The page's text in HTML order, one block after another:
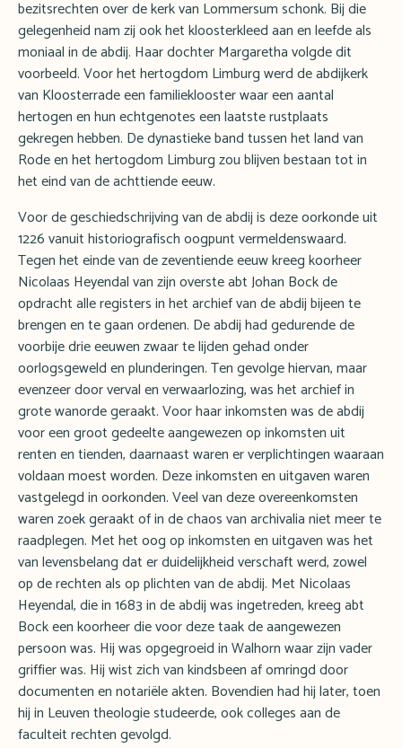
bezitsrechten over de kerk van Lommersum schonk. Bij die
gelegenheid nam zij ook het kloosterkleed aan en leefde als
moniaal in de abdij. Haar dochter Margaretha volgde dit
voorbeeld. Voor het hertogdom Limburg werd de abdijkerk
van Kloosterrade een familieklooster waar een aantal
hertogen en hun echtgenotes een laatste rustplaats
gekregen hebben. De dynastieke band tussen het land van
Rode en het hertogdom Limburg zou blijven bestaan tot in
het eind van de achttiende eeuw.
Voor de geschiedschrijving van de abdij is deze oorkonde uit
1226 vanuit historiografisch oogpunt vermeldenswaard.
Tegen het einde van de zeventiende eeuw kreeg koorheer
Nicolaas Heyendal van zijn overste abt Johan Bock de
opdracht alle registers in het archief van de abdij bijeen te
brengen en te gaan ordenen. De abdij had gedurende de
voorbije drie eeuwen zwaar te lijden gehad onder
oorlogsgeweld en plunderingen. Ten gevolge hiervan, maar
evenzeer door verval en verwaarlozing, was het archief in
grote wanorde geraakt. Voor haar inkomsten was de abdij
voor een groot gedeelte aangewezen op inkomsten uit
renten en tienden, daarnaast waren er verplichtingen waaraan
voldaan moest worden. Deze inkomsten en uitgaven waren
vastgelegd in oorkonden. Veel van deze overeenkomsten
waren zoek geraakt of in de chaos van archivalia niet meer te
raadplegen. Met het oog op inkomsten en uitgaven was het
van levensbelang dat er duidelijkheid verschaft werd, zowel
op de rechten als op plichten van de abdij. Met Nicolaas
Heyendal, die in 1683 in de abdij was ingetreden, kreeg abt
Bock een koorheer die voor deze taak de aangewezen
persoon was. Hij was opgegroeid in Walhorn waar zijn vader
griffier was. Hij wist zich van kindsbeen af omringd door
documenten en notariële akten. Bovendien had hij later, toen
hij in Leuven theologie studeerde, ook colleges aan de
faculteit rechten gevolgd.